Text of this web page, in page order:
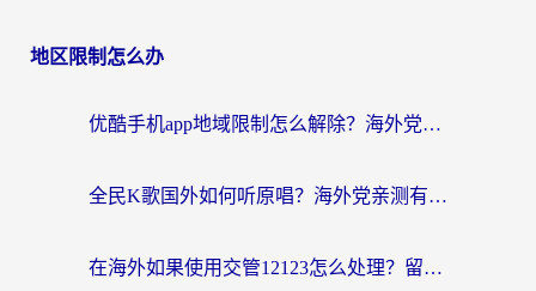
地区限制怎么办
优酷手机app地域限制怎么解除？海外党亲测有效的追剧方案
全民K歌国外如何听原唱？海外党亲测有效的回国加速器选择指南
在海外如果使用交管12123怎么处理？留学生亲测有效的回国加速方案